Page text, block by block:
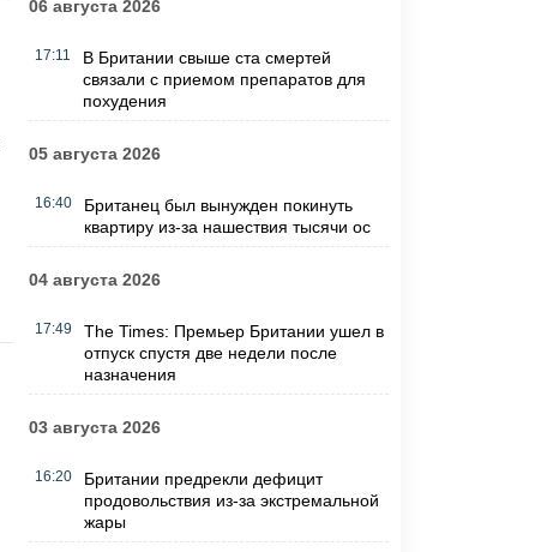
06 августа 2026
17:11
В Британии свыше ста смертей
связали с приемом препаратов для
похудения
05 августа 2026
16:40
Британец был вынужден покинуть
квартиру из-за нашествия тысячи ос
04 августа 2026
17:49
The Times: Премьер Британии ушел в
отпуск спустя две недели после
назначения
03 августа 2026
16:20
Британии предрекли дефицит
продовольствия из-за экстремальной
жары